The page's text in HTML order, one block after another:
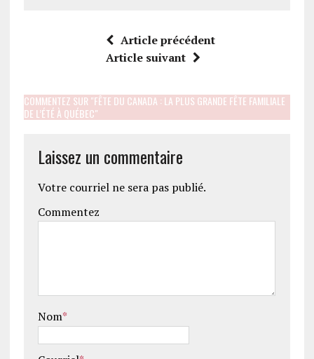
Article précédent
Article suivant
COMMENTEZ SUR "FÊTE DU CANADA : LA PLUS GRANDE FÊTE FAMILIALE
DE L’ÉTÉ À QUÉBEC"
Laissez un commentaire
Votre courriel ne sera pas publié.
Commentez
Nom*